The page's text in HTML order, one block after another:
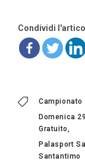
Condividi
Campionato
Domenica
Gratuito
Palasport
Santantimo